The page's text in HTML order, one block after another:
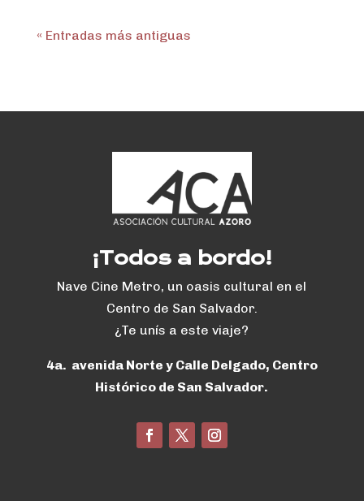
« Entradas más antiguas
¡Todos a bordo!
Nave Cine Metro, un oasis cultural en el
Centro de San Salvador.
¿Te unís a este viaje?
4a. avenida Norte y Calle Delgado, Centro
Histórico de San Salvador.